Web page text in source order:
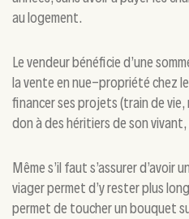
au logement.
Le vendeur bénéficie d’une
la vente en nue-propriété chez
financer ses projets (train de
don à des héritiers de son
Même s’il faut s’assurer d’avoir
viager permet d’y rester plus
permet de toucher un bouquet